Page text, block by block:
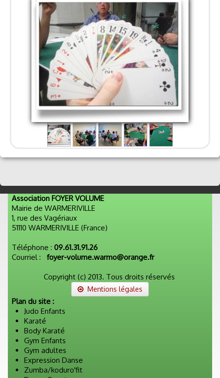
Association FOYER VOLUME
Mairie de WARMERIVILLE
1, rue des Vagériaux
51110 WARMERIVILLE (France)
Téléphone : 09.61.31.91.26
Courriel : foyer-volume.warmo@orange.fr
Copyright (c) 2013. Tous droits réservés
Mentions légales
Plan du site :
Judo Enfants
Karaté
Body Karaté
Gym Enfants
Gym adultes
Expression Danse
Zumba/koduro'fit